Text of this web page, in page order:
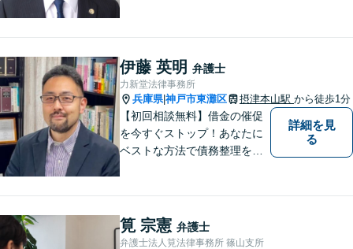
可♯中小企業診断士資格有り
伊藤 英明 弁護士
力新堂法律事務所
兵庫県|神戸市東灘区 摂津本山駅 から徒歩1分
【初回相談無料】借金の催促
を今すぐストップ！あなたに
ベストな方法で債務整理をサ
イエンスの博士号も保有）と
交渉経験が豊富な弁護士
詳細を見
る
筧 宗憲 弁護士
弁護士法人筧法律事務所 篠山支所